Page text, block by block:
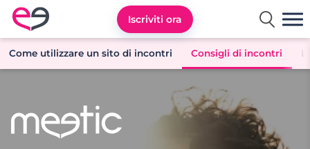
Meetic Italia
Iscriviti ora
Come utilizzare un sito di incontri Consigli di incontri